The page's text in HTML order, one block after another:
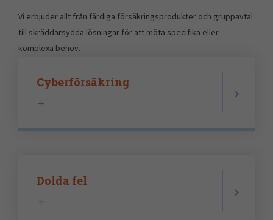
Vi erbjuder allt från färdiga försäkringsprodukter och gruppavtal
till skräddarsydda lösningar för att möta specifika eller
komplexa behov.
Cyberförsäkring
Dolda fel